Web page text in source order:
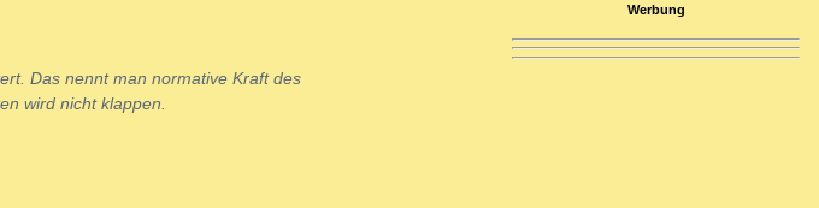
Das nennt man normative Kraft des
wird nicht klappen.
Werbung